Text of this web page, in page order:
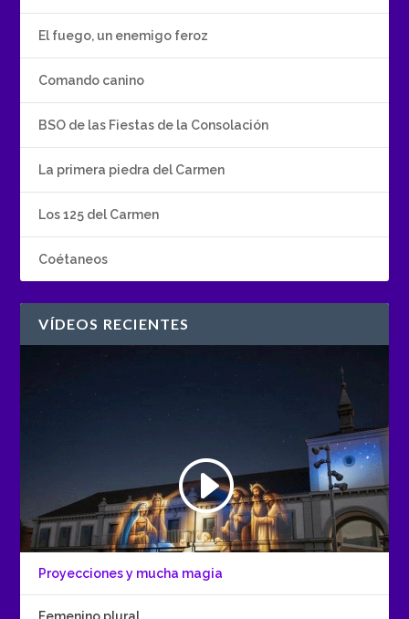
El fuego, un enemigo feroz
Comando canino
BSO de las Fiestas de la Consolación
La primera piedra del Carmen
Los 125 del Carmen
Coétaneos
VÍDEOS RECIENTES
Proyecciones y mucha magia